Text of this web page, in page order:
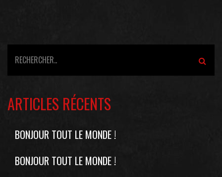
ARTICLES RÉCENTS
BONJOUR TOUT LE MONDE !
BONJOUR TOUT LE MONDE !